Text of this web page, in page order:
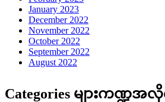
January 2023
December 2022
November 2022
October 2022
September 2022
August 2022
Categories များကဏ္ဍအ